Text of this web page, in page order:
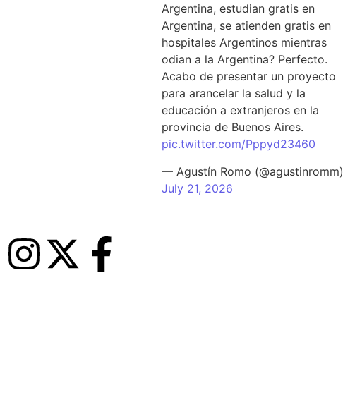
Argentina, estudian gratis en
Argentina, se atienden gratis en
hospitales Argentinos mientras
odian a la Argentina? Perfecto.
Acabo de presentar un proyecto
para arancelar la salud y la
educación a extranjeros en la
provincia de Buenos Aires.
pic.twitter.com/Pppyd23460
— Agustín Romo (@agustinromm)
July 21, 2026